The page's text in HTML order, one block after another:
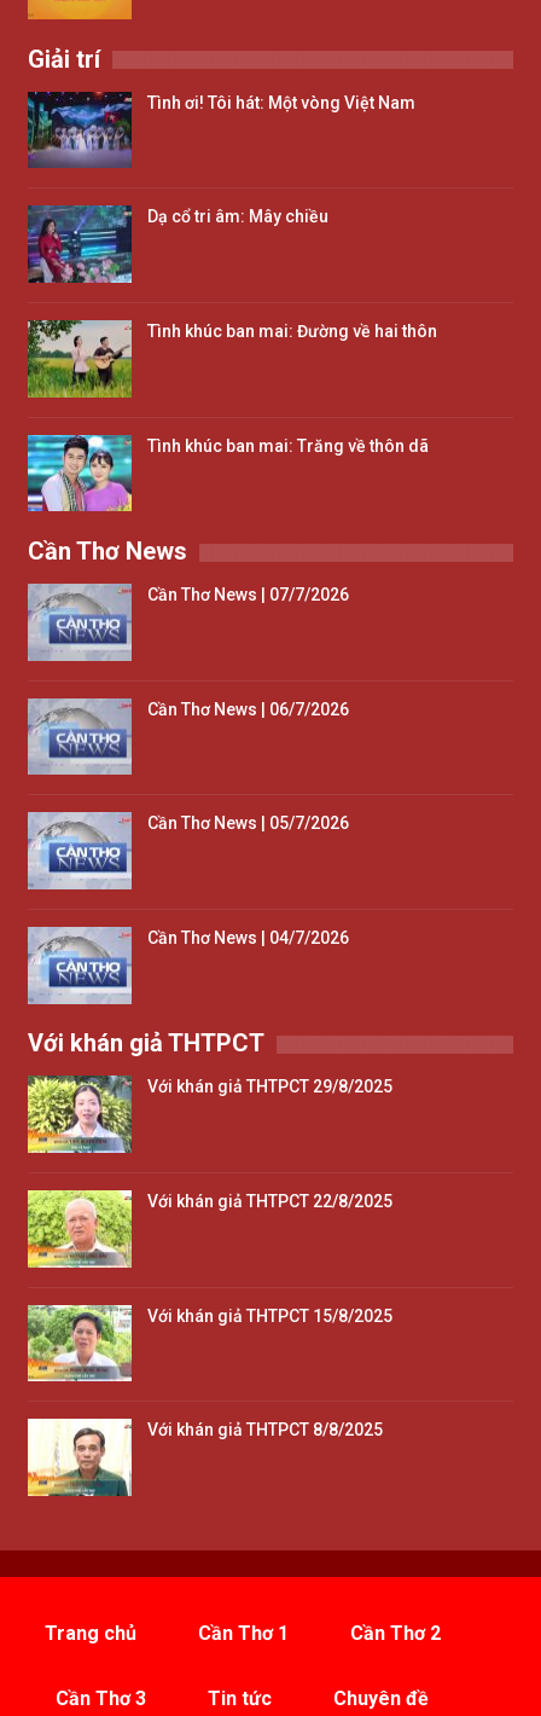
Giải trí
Tình ơi! Tôi hát: Một vòng Việt Nam
Dạ cổ tri âm: Mây chiều
Tình khúc ban mai: Đường về hai thôn
Tình khúc ban mai: Trăng về thôn dã
Cần Thơ News
Cần Thơ News | 07/7/2026
Cần Thơ News | 06/7/2026
Cần Thơ News | 05/7/2026
Cần Thơ News | 04/7/2026
Với khán giả THTPCT
Với khán giả THTPCT 29/8/2025
Với khán giả THTPCT 22/8/2025
Với khán giả THTPCT 15/8/2025
Với khán giả THTPCT 8/8/2025
Trang chủ Cần Thơ 1 Cần Thơ 2
Cần Thơ 3 Tin tức Chuyên đề